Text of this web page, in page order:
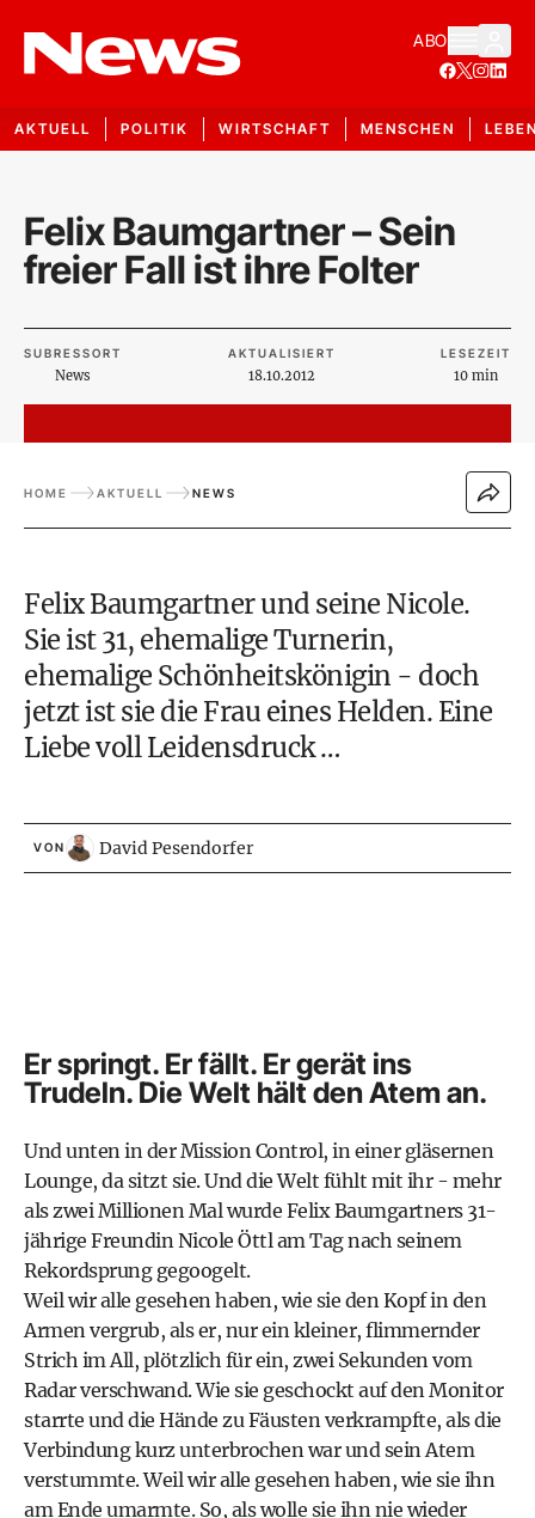
ABO
AKTUELL POLITIK WIRTSCHAFT MENSCHEN
Felix Baumgartner – Sein
freier Fall ist ihre Folter
SUBRESSORT
News
AKTUALISIERT
18.10.2012
LESEZEIT
10 min
HOME AKTUELL NEWS
Felix Baumgartner und seine Nicole.
Sie ist 31, ehemalige Turnerin,
ehemalige Schönheitskönigin - doch
jetzt ist sie die Frau eines Helden. Eine
Liebe voll Leidensdruck …
VON David Pesendorfer
Er springt. Er fällt. Er gerät ins
Trudeln. Die Welt hält den Atem an.
Und unten in der Mission Control, in einer gläsernen
Lounge, da sitzt sie. Und die Welt fühlt mit ihr - mehr
als zwei Millionen Mal wurde Felix Baumgartners 31-
jährige Freundin Nicole Öttl am Tag nach seinem
Rekordsprung gegoogelt.
Weil wir alle gesehen haben, wie sie den Kopf in den
Armen vergrub, als er, nur ein kleiner, flimmernder
Strich im All, plötzlich für ein, zwei Sekunden vom
Radar verschwand. Wie sie geschockt auf den Monitor
starrte und die Hände zu Fäusten verkrampfte, als die
Verbindung kurz unterbrochen war und sein Atem
verstummte. Weil wir alle gesehen haben, wie sie ihn
am Ende umarmte. So, als wolle sie ihn nie wieder